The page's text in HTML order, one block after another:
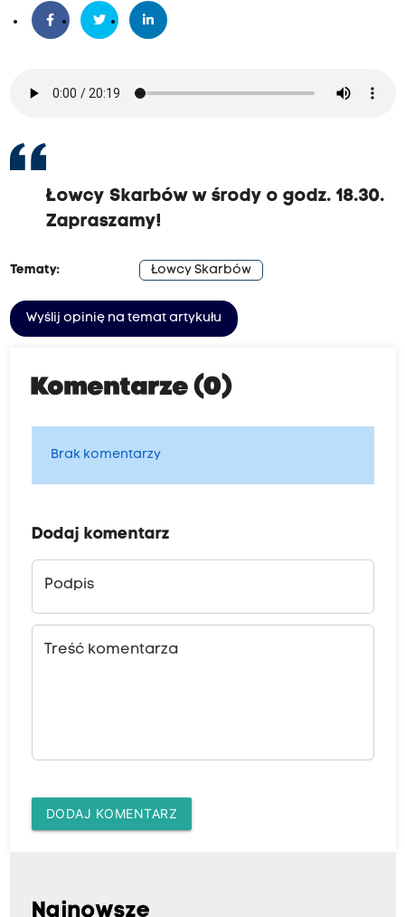
Łowcy Skarbów w środy o godz. 18.30.
Zapraszamy!
Tematy: Łowcy Skarbów
Wyślij opinię na temat artykułu
Komentarze (0)
Brak komentarzy
Dodaj komentarz
Podpis
Treść komentarza
DODAJ KOMENTARZ
Najnowsze